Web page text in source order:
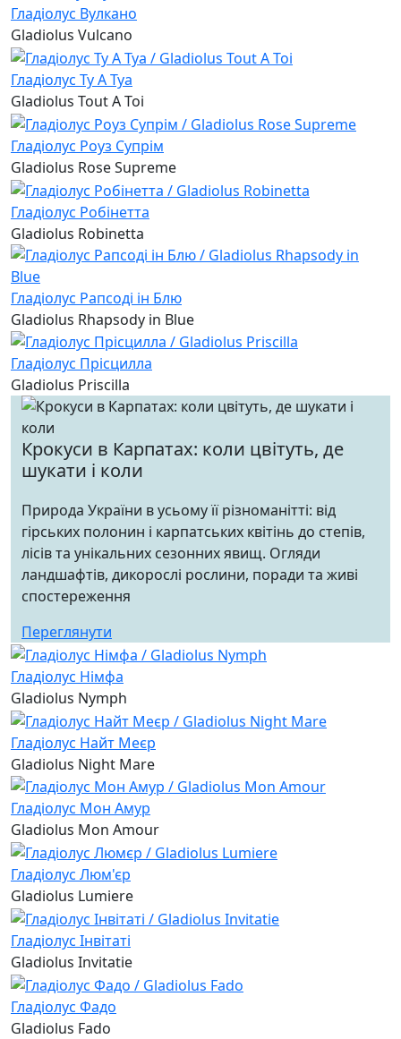
Гладіолус Вулкано
Gladiolus Vulcano
Гладіолус Ту А Туа
Gladiolus Tout A Toi
Гладіолус Роуз Супрім
Gladiolus Rose Supreme
Гладіолус Робінетта
Gladiolus Robinetta
Гладіолус Рапсоді ін Блю
Gladiolus Rhapsody in Blue
Гладіолус Прісцилла
Gladiolus Priscilla
Крокуси в Карпатах: коли цвітуть, де
шукати і коли
Природа України в усьому її різноманітті: від
гірських полонин і карпатських квітінь до степів,
лісів та унікальних сезонних явищ. Огляди
ландшафтів, дикорослі рослини, поради та живі
спостереження
Переглянути
Гладіолус Німфа
Gladiolus Nymph
Гладіолус Найт Меєр
Gladiolus Night Mare
Гладіолус Мон Амур
Gladiolus Mon Amour
Гладіолус Люм'єр
Gladiolus Lumiere
Гладіолус Інвітаті
Gladiolus Invitatie
Гладіолус Фадо
Gladiolus Fado